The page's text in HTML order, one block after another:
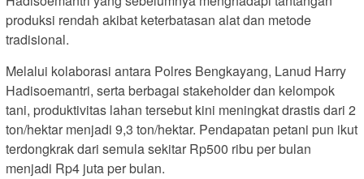
produksi rendah akibat keterbatasan alat dan metode
tradisional.
Melalui kolaborasi antara Polres Bengkayang, Lanud Harry
Hadisoemantri, serta berbagai stakeholder dan kelompok
tani, produktivitas lahan tersebut kini meningkat drastis dari 2
ton/hektar menjadi 9,3 ton/hektar. Pendapatan petani pun ikut
terdongkrak dari semula sekitar Rp500 ribu per bulan
menjadi Rp4 juta per bulan.